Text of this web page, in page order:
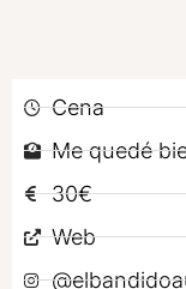
Cena
Me quedé
30€
Web